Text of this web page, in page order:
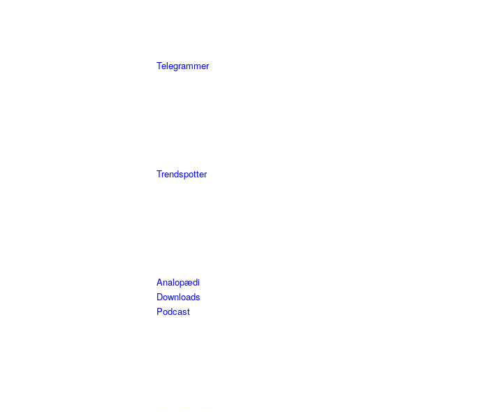
Telegrammer
Trendspotter
Analopædi
Downloads
Podcast